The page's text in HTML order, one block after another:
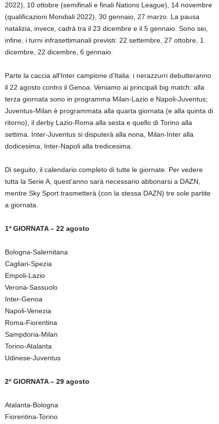
2022), 10 ottobre (semifinali e finali Nations League), 14 novembre
(qualificazioni Mondiali 2022), 30 gennaio, 27 marzo. La pausa
natalizia, invece, cadrà tra il 23 dicembre e il 5 gennaio. Sono sei,
infine, i turni infrasettimanali previsti: 22 settembre, 27 ottobre, 1
dicembre, 22 dicembre, 6 gennaio.
Parte la caccia all’Inter campione d’Italia: i nerazzurri debutteranno
il 22 agosto contro il Genoa. Veniamo ai principali big match: alla
terza giornata sono in programma Milan-Lazio e Napoli-Juventus;
Juventus-Milan è programmata alla quarta giornata (e alla quinta di
ritorno), il derby Lazio-Roma alla sesta e quello di Torino alla
settima. Inter-Juventus si disputerà alla nona, Milan-Inter alla
dodicesima, Inter-Napoli alla tredicesima.
Di seguito, il calendario completo di tutte le giornate. Per vedere
tutta la Serie A, quest’anno sarà necessario abbonarsi a DAZN,
mentre Sky Sport trasmetterà (con la stessa DAZN) tre sole partite
a giornata.
1ª GIORNATA – 22 agosto
Bologna-Salernitana
Cagliari-Spezia
Empoli-Lazio
Verona-Sassuolo
Inter-Genoa
Napoli-Venezia
Roma-Fiorentina
Sampdoria-Milan
Torino-Atalanta
Udinese-Juventus
2ª GIORNATA – 29 agosto
Atalanta-Bologna
Fiorentina-Torino